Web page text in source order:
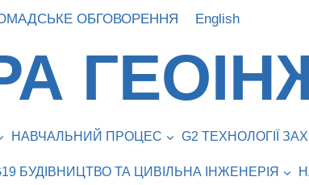
ОБГОВОРЕННЯ English
НАВЧАЛЬНИЙ ПРОЦЕС G2 ТЕХНОЛОГІЇ
БУДІВНИЦТВО ТА ЦИВІЛЬНА ІНЖЕНЕРІЯ